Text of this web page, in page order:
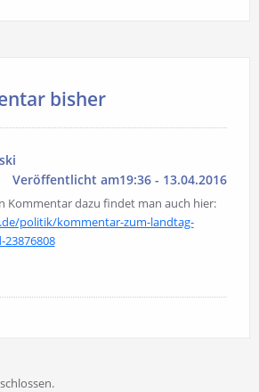
bisher
Veröffentlicht am19:36 - 13.04.2016
Kommentar dazu findet man auch hier:
politik/kommentar-zum-landtag-